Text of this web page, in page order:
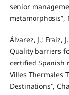
senior
metamorphosis”,
Álvarez, J.; Fraiz,
Quality barriers
certified Spanish
Villes Thermales
Destinations”,